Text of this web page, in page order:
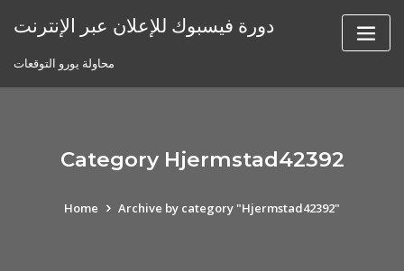
دورة فيسبوك للإعلان عبر الإنترنت
محاولة يورو التوقعات
Category Hjermstad42392
Home Archive by category "Hjermstad42392"